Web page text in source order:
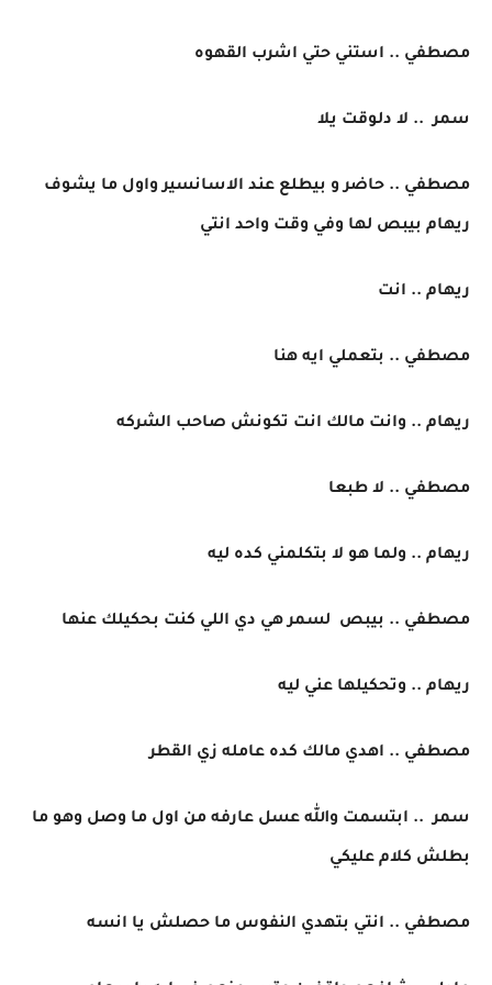
مصطفي .. استني حتي اشرب القهوه
سمر .. لا دلوقت يلا
مصطفي .. حاضر و بيطلع عند الاسانسير واول ما يشوف
ريهام بيبص لها وفي وقت واحد انتي
ريهام .. انت
مصطفي .. بتعملي ايه هنا
ريهام .. وانت مالك انت تكونش صاحب الشركه
مصطفي .. لا طبعا
ريهام .. ولما هو لا بتكلمني كده ليه
مصطفي .. بيبص لسمر هي دي اللي كنت بحكيلك عنها
ريهام .. وتحكيلها عني ليه
مصطفي .. اهدي مالك كده عامله زي القطر
سمر .. ابتسمت والله عسل عارفه من اول ما وصل وهو ما
بطلش كلام عليكي
مصطفي .. انتي بتهدي النفوس ما حصلش يا انسه